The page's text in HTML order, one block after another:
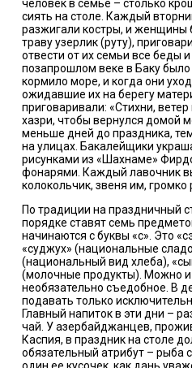
человек в семье – столько
сиять на столе. Каждый
разжигали костры, и женщины
траву узерлик (руту),
отвести от их семьи все беды
позапрошлом веке в Баку
кормило море, и когда они
ожидавшие их на берегу
приговаривали: «Стихни,
хазри, чтобы вернулся домой
меньше дней до праздника,
на улицах. Бакалейщики
рисунками из «Шахнаме»
фонарями. Каждый лавочник
колокольчик, звеня им, громко
По традиции на праздничный
порядке ставят семь
начинаются с буквы «с». Это
«суджух» (национальные
(национальный вид хлеба),
(молочные продукты). Можно и
необязательно съедобное. В
подавать только
Главный напиток в эти дни –
чай. У азербайджанцев,
Каспия, в праздник на столе
обязательный атрибут – рыба